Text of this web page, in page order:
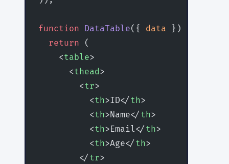
function DataTable({ data }) {
  return
(
    <
table>
      <
thead>
        <
tr>
          <
th>ID</ th>
          <
th>Name</ th>
          <
th>Email</ th>
          <
th>Age</ th>
        </
tr>